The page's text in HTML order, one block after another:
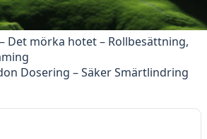
Det mörka hotet – Rollbesättning,
Dosering – Säker Smärtlindring